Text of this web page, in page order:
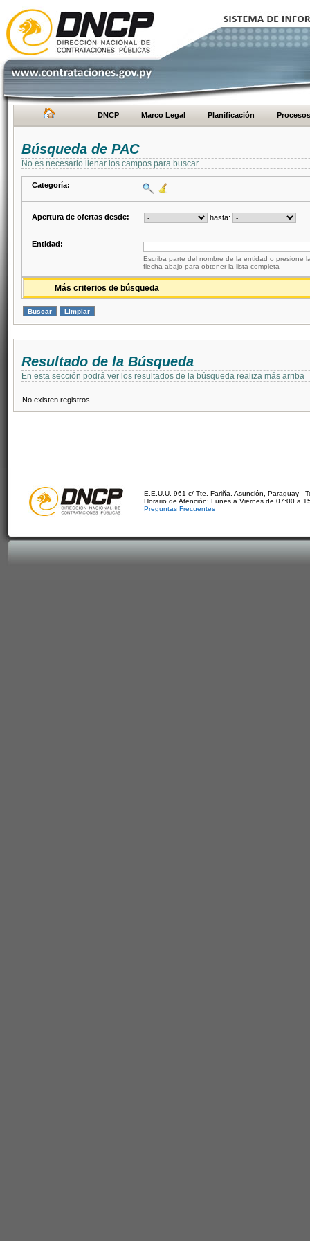
DNCP Marco Legal Planificación Procesos
Búsqueda de PAC
No es necesario llenar los campos para buscar
Categoría:
Apertura de ofertas desde: hasta:
Entidad:
Escriba parte del nombre de la entidad o presione
flecha abajo para obtener la lista completa
Más criterios de búsqueda
Resultado de la Búsqueda
En esta sección podrá ver los resultados de la búsqueda realiza más arriba
No existen registros.
E.E.U.U. 961 c/ Tte. Fariña. Asunción, Paraguay -
Horario de Atención: Lunes a Viernes de 07:00 a
Preguntas Frecuentes